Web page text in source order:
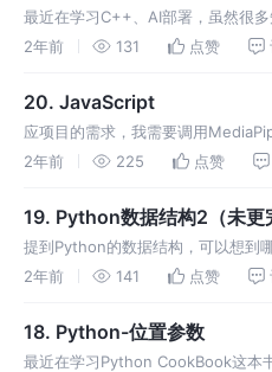
最近在学习C++、AI部署，虽然很
的内容会慢慢学习起来。 FP 和
2年前 131 点赞
20. JavaScript
应项目的需求，我需要调用
们要做的牙齿2D贴图项目。我是用
2年前 225 点赞
19. Python数据结构2（未更
提到Python的数据结构，可以想到
列） my_list = list() 字典 my_dict
2年前 141 点赞
18. Python-位置参数
最近在学习Python CookBook这本